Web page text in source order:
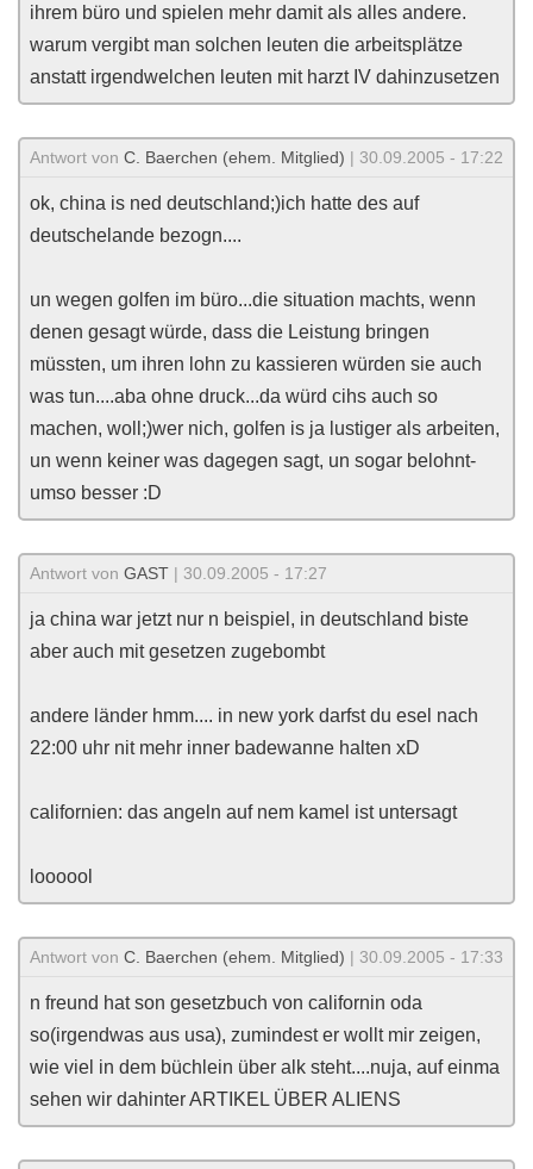
ihrem büro und spielen mehr damit als alles andere.
warum vergibt man solchen leuten die arbeitsplätze
anstatt irgendwelchen leuten mit harzt IV dahinzusetzen
Antwort von C. Baerchen (ehem. Mitglied) | 30.09.2005 - 17:22
ok, china is ned deutschland;)ich hatte des auf
deutschelande bezogn....
un wegen golfen im büro...die situation machts, wenn
denen gesagt würde, dass die Leistung bringen
müssten, um ihren lohn zu kassieren würden sie auch
was tun....aba ohne druck...da würd cihs auch so
machen, woll;)wer nich, golfen is ja lustiger als arbeiten,
un wenn keiner was dagegen sagt, un sogar belohnt-
umso besser :D
Antwort von GAST | 30.09.2005 - 17:27
ja china war jetzt nur n beispiel, in deutschland biste
aber auch mit gesetzen zugebombt
andere länder hmm.... in new york darfst du esel nach
22:00 uhr nit mehr inner badewanne halten xD
californien: das angeln auf nem kamel ist untersagt
loooool
Antwort von C. Baerchen (ehem. Mitglied) | 30.09.2005 - 17:33
n freund hat son gesetzbuch von californin oda
so(irgendwas aus usa), zumindest er wollt mir zeigen,
wie viel in dem büchlein über alk steht....nuja, auf einma
sehen wir dahinter ARTIKEL ÜBER ALIENS